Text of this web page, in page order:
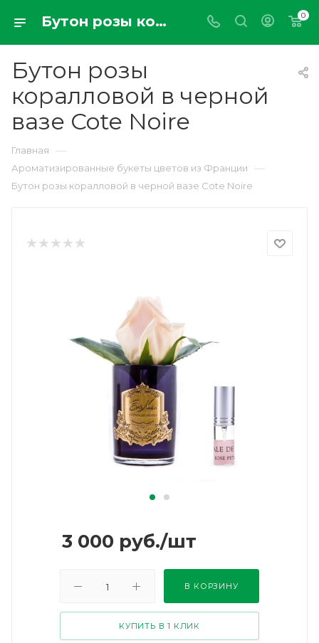
Бутон розы коралловой в черной вазе Cote Noire 0
Бутон розы
коралловой в черной
вазе Cote Noire
Главная —
Ароматизированные букеты цветов из Франции —
Бутон розы коралловой в черной вазе Cote Noire
3 000 руб./шт
В КОРЗИНУ
КУПИТЬ В 1 КЛИК